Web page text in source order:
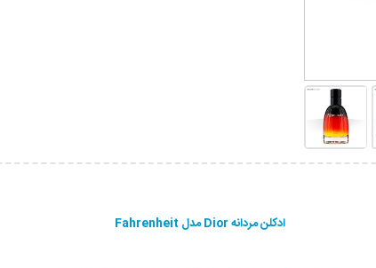
ادکلن مردانه Dior مدل Fahrenheit